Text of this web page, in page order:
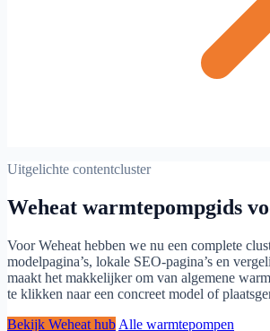
Uitgelichte contentcluster
Weheat warmtepompgids
Voor Weheat hebben we nu een complete
modelpagina’s, lokale SEO-pagina’s en
maakt het makkelijker om van algemene
te klikken naar een concreet model of
Bekijk Weheat hub Alle warmtepompen